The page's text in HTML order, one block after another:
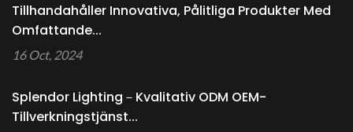
Tillhandahåller Innovativa, Pålitliga Produkter Med
Omfattande...
16 Oct, 2024
Splendor Lighting－Kvalitativ ODM OEM-
Tillverkningstjänst...